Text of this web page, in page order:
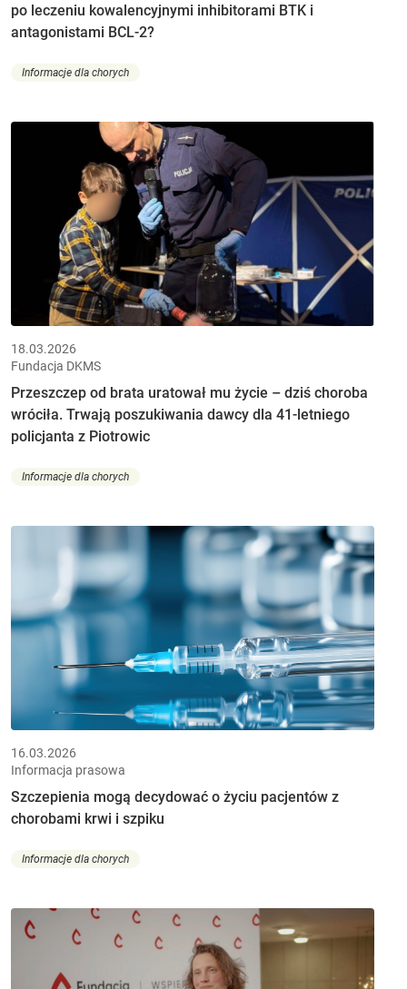
po leczeniu kowalencyjnymi inhibitorami BTK i
antagonistami BCL-2?
Informacje dla chorych
18.03.2026
Fundacja DKMS
Przeszczep od brata uratował mu życie – dziś choroba
wróciła. Trwają poszukiwania dawcy dla 41-letniego
policjanta z Piotrowic
Informacje dla chorych
16.03.2026
Informacja prasowa
Szczepienia mogą decydować o życiu pacjentów z
chorobami krwi i szpiku
Informacje dla chorych